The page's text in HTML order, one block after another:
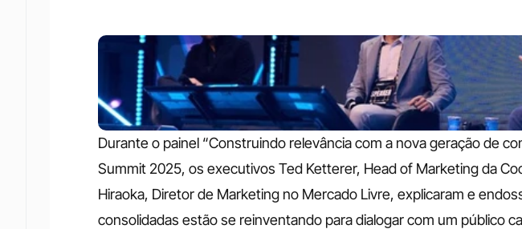
Durante o painel “Construindo relevância com a nova geração de
Summit 2025, os executivos Ted Ketterer, Head of Marketing da
Hiraoka, Diretor de Marketing no Mercado Livre, explicaram e
consolidadas estão se reinventando para dialogar com um público